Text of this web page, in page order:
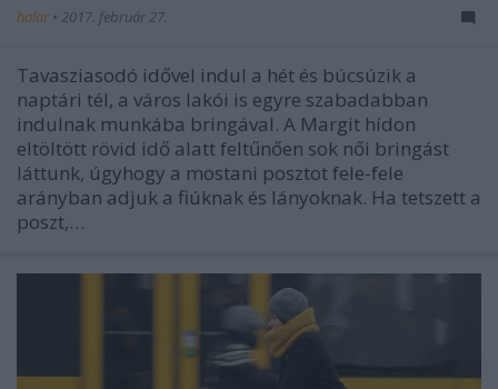
halar • 2017. február 27.
Tavasziasodó idővel indul a hét és búcsúzik a
naptári tél, a város lakói is egyre szabadabban
indulnak munkába bringával. A Margit hídon
eltöltött rövid idő alatt feltűnően sok női bringást
láttunk, úgyhogy a mostani posztot fele-fele
arányban adjuk a fiúknak és lányoknak. Ha tetszett a
poszt,…